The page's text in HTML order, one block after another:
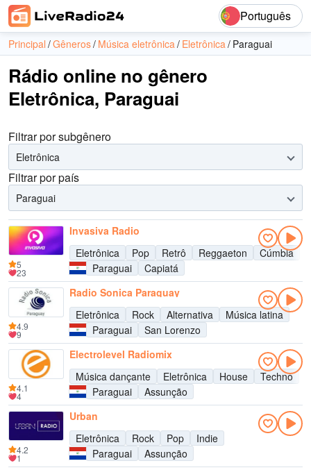
Português
Principal Gêneros Música eletrônica Eletrônica Paraguai
Rádio online no gênero
Eletrônica, Paraguai
Filtrar por subgênero
Eletrônica
Filtrar por país
Paraguai
Invasiva Radio
Eletrônica
Pop Retrô Reggaeton
Cúmbia
Paraguai
Capiatá
5
23
Radio Sonica Paraguay
Eletrônica
Rock Alternativa
Música latina
Paraguai
San Lorenzo
4.9
9
Electrolevel Radiomix
Música dançante
Eletrônica House
Techno
Paraguai
Assunção
4.1
4
Urban
Eletrônica
Rock Pop
Indie
Paraguai
Assunção
4.2
1